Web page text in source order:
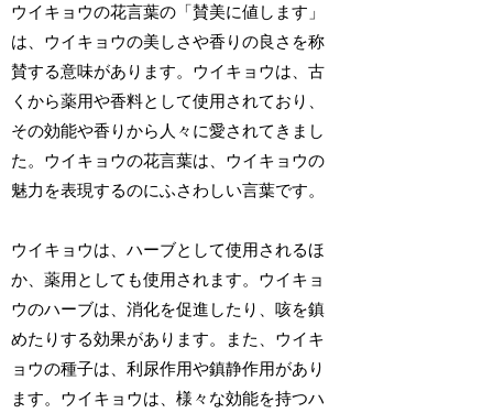
ウイキョウの花言葉の「賛美に値します」
は、ウイキョウの美しさや香りの良さを称
賛する意味があります。ウイキョウは、古
くから薬用や香料として使用されており、
その効能や香りから人々に愛されてきまし
た。ウイキョウの花言葉は、ウイキョウの
魅力を表現するのにふさわしい言葉です。
ウイキョウは、ハーブとして使用されるほ
か、薬用としても使用されます。ウイキョ
ウのハーブは、消化を促進したり、咳を鎮
めたりする効果があります。また、ウイキ
ョウの種子は、利尿作用や鎮静作用があり
ます。ウイキョウは、様々な効能を持つハ